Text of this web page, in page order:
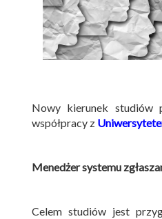
Nowy kierunek studiów
współpracy z
Menedżer systemu
Celem studiów jest